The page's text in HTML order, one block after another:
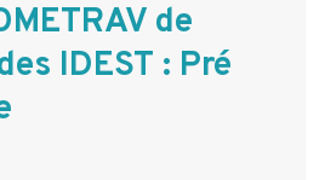
de
IDEST : Pré